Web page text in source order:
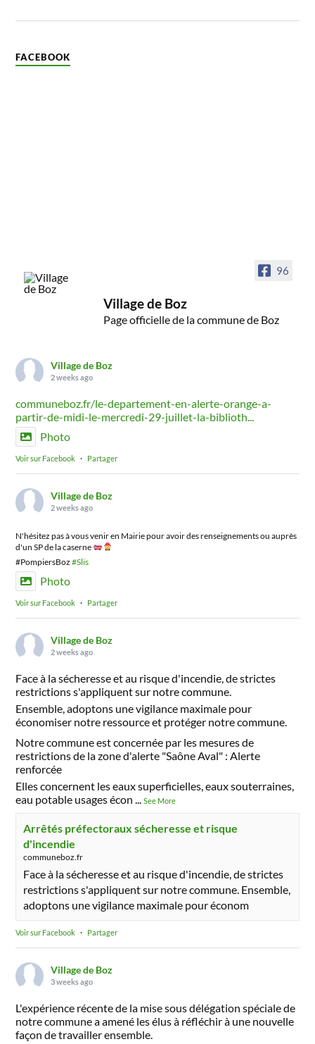
FACEBOOK
96
Village de Boz
Page officielle de la commune de Boz
Village de Boz
2 weeks ago
communeboz.fr/le-departement-en-alerte-orange-a-
partir-de-midi-le-mercredi-29-juillet-la-biblioth...
Photo
Voir sur Facebook · Partager
Village de Boz
2 weeks ago
N'hésitez pas à vous venir en Mairie pour avoir des renseignements ou auprès
d'un SP de la caserne
#PompiersBoz#Slis
Photo
Voir sur Facebook · Partager
Village de Boz
2 weeks ago
Face à la sécheresse et au risque d'incendie, de strictes
restrictions s'appliquent sur notre commune.
Ensemble, adoptons une vigilance maximale pour
économiser notre ressource et protéger notre commune.
Notre commune est concernée par les mesures de
restrictions de la zone d'alerte "Saône Aval" : Alerte
renforcée
Elles concernent les eaux superficielles, eaux souterraines,
eau potable usages écon ...See More
Arrêtés préfectoraux sécheresse et risque
d'incendie
communeboz.fr
Face à la sécheresse et au risque d'incendie, de strictes
restrictions s'appliquent sur notre commune. Ensemble,
adoptons une vigilance maximale pour économ
Voir sur Facebook · Partager
Village de Boz
3 weeks ago
L'expérience récente de la mise sous délégation spéciale de
notre commune a amené les élus à réfléchir à une nouvelle
façon de travailler ensemble.